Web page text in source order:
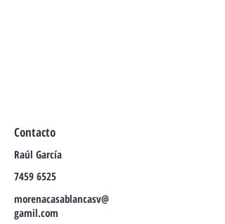
Contacto
Raúl García
7459 6525
morenacasablancasv@
gamil.com